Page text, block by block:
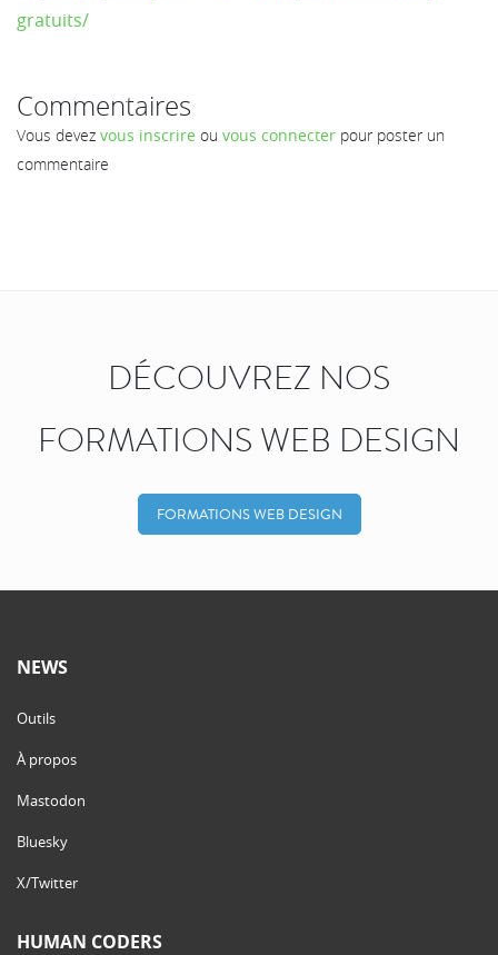
gratuits/
Commentaires
Vous devez vous inscrire ou vous connecter pour poster un
commentaire
DÉCOUVREZ NOS
FORMATIONS WEB DESIGN
FORMATIONS WEB DESIGN
NEWS
Outils
À propos
Mastodon
Bluesky
X/Twitter
HUMAN CODERS